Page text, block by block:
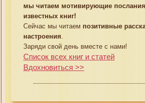
мы читаем мотивирующие
известных книг!
Сейчас мы читаем позитивные
настроения
Заряди свой день вместе с нами!
Список всех книг и статей
Вдохновиться >>